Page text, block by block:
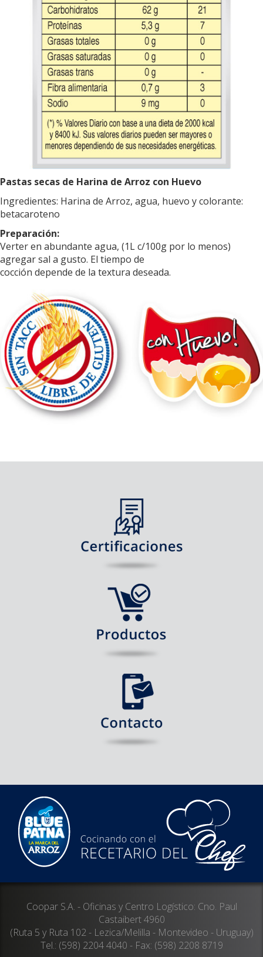
Pastas secas de Harina de Arroz con Huevo
Ingredientes: Harina de Arroz, agua, huevo y colorante:
betacaroteno
Preparación:
Verter en abundante agua, (1L c/100g por lo menos)
agregar sal a gusto. El tiempo de
cocción depende de la textura deseada.
Coopar S.A. - Oficinas y Centro Logístico: Cno. Paul
Castaibert 4960
(Ruta 5 y Ruta 102 - Lezica/Melilla - Montevideo - Uruguay)
Tel.: (598) 2204 4040 - Fax: (598) 2208 8719